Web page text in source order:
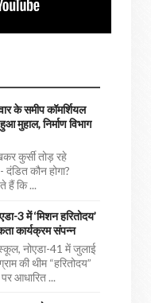
के समीप कॉमर्शियल
मुहाल, निर्माण विभाग
कुर्सी तोड़ रहे
दंडित कौन होगा?
हैं कि ...
3 में ‘मिशन हरितोदय’
कार्यक्रम संपन्न
नोएडा-41 में जुलाई
की थीम “हरितोदय”
आधारित ...